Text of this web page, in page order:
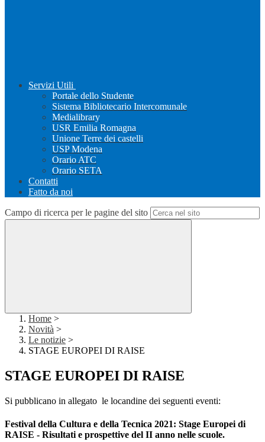
Servizi Utili
Portale dello Studente
Sistema Bibliotecario Intercomunale
Medialibrary
USR Emilia Romagna
Unione Terre dei castelli
USP Modena
Orario ATC
Orario SETA
Contatti
Fatto da noi
Campo di ricerca per le pagine del sito
Home >
Novità >
Le notizie >
STAGE EUROPEI DI RAISE
STAGE EUROPEI DI RAISE
Si pubblicano in allegato le locandine dei seguenti eventi:
Festival della Cultura e della Tecnica 2021: Stage Europei di
RAISE - Risultati e prospettive del II anno nelle scuole.